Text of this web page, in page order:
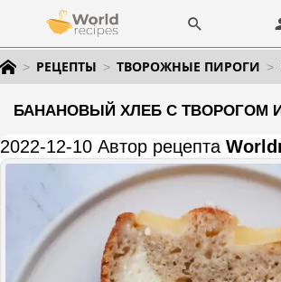
РЕЦЕПТЫ ТВОРОЖНЫЕ ПИРОГИ
БАНАНОВЫЙ ХЛЕБ С ТВОРОГОМ
2022-12-10 Автор рецепта